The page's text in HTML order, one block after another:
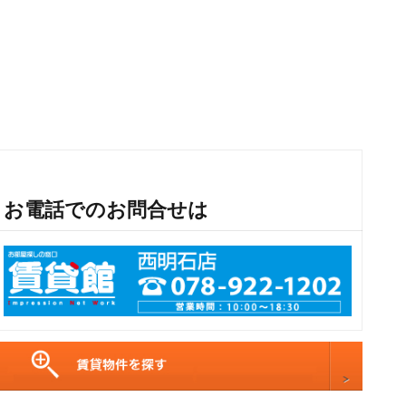
お電話でのお問合せは